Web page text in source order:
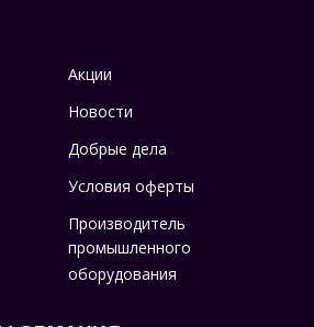
Акции
Новости
Добрые дела
Условия оферты
Производитель
промышленного
оборудования